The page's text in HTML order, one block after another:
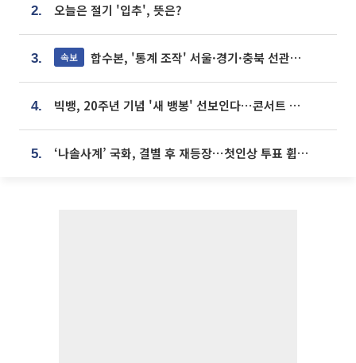
2. 오늘은 절기 '입추', 뜻은?
3. 속보 합수본, '통계 조작' 서울·경기·충북 선관위 등 추가 압수수색
4. 빅뱅, 20주년 기념 '새 뱅봉' 선보인다⋯콘서트 앞두고 팝업 개최
5. ‘나솔사계’ 국화, 결별 후 재등장⋯첫인상 투표 휩쓸고 ‘인기녀’ 등극